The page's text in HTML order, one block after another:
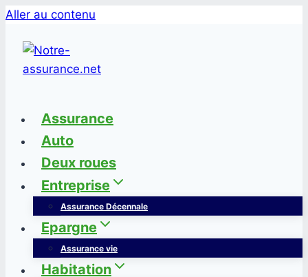
Aller au contenu
Assurance
Auto
Deux roues
Entreprise
Assurance Décennale
Epargne
Assurance vie
Habitation